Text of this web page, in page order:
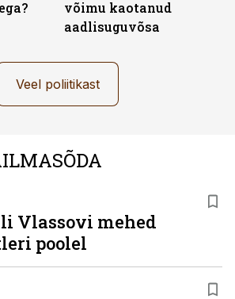
võimu kaotanud
aadlisuguvõsa
Veel poliitikast
Vlassovi mehed
poolel